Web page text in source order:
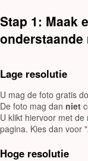
Stap 1: Maak
Lage resolutie
U mag de foto gratis
De foto mag dan niet
U klikt hiervoor met
pagina. Kies dan voor
Hoge resolutie